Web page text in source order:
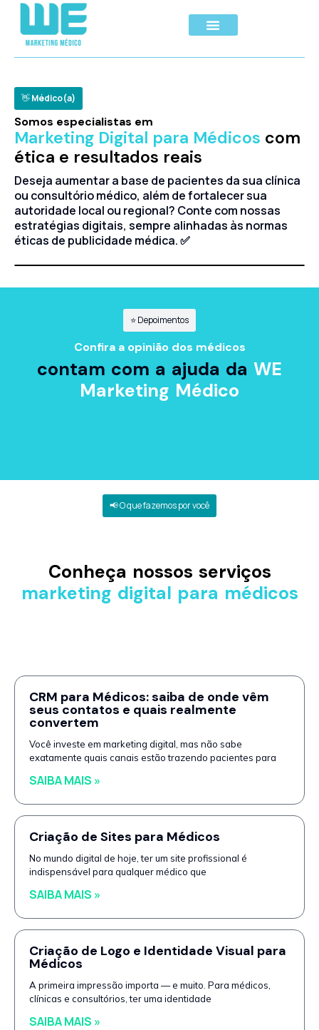
👋Médico(a)
Somos especialistas em
Marketing Digital para Médicos com
ética e resultados reais
Deseja aumentar a base de pacientes da sua clínica
ou consultório médico, além de fortalecer sua
autoridade local ou regional? Conte com nossas
estratégias digitais, sempre alinhadas às normas
éticas de publicidade médica. ✅
⭐ Depoimentos
Confira a opinião dos médicos
contam com a ajuda da WE
Marketing Médico
📢 O que fazemos por você
Conheça nossos serviços
marketing digital para médicos
CRM para Médicos: saiba de onde vêm
seus contatos e quais realmente
convertem
Você investe em marketing digital, mas não sabe
exatamente quais canais estão trazendo pacientes para
SAIBA MAIS »
Criação de Sites para Médicos
No mundo digital de hoje, ter um site profissional é
indispensável para qualquer médico que
SAIBA MAIS »
Criação de Logo e Identidade Visual para
Médicos
A primeira impressão importa — e muito. Para médicos,
clínicas e consultórios, ter uma identidade
SAIBA MAIS »